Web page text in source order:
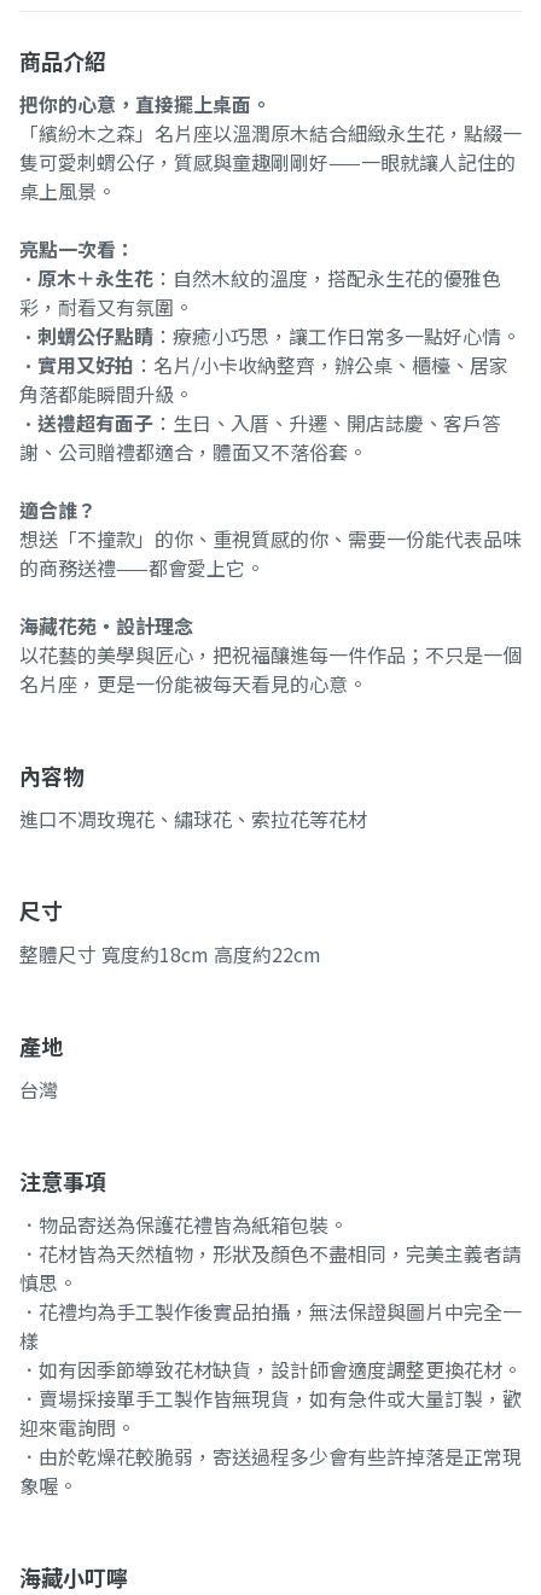
商品介紹
把你的心意，直接擺上桌面。
「繽紛木之森」名片座以溫潤原木結合細緻永生花，點綴一
隻可愛刺蝟公仔，質感與童趣剛剛好——一眼就讓人記住的
桌上風景。
亮點一次看：
• 原木＋永生花 ：自然木紋的溫度，搭配永生花的優雅色
彩，耐看又有氛圍。
• 刺蝟公仔點睛 ：療癒小巧思，讓工作日常多一點好心情。
• 實用又好拍 ：名片/小卡收納整齊，辦公桌、櫃檯、居家
角落都能瞬間升級。
• 送禮超有面子 ：生日、入厝、升遷、開店誌慶、客戶答
謝、公司贈禮都適合，體面又不落俗套。
適合誰？
想送「不撞款」的你、重視質感的你、需要一份能代表品味
的商務送禮——都會愛上它。
海藏花苑・設計理念
以花藝的美學與匠心，把祝福釀進每一件作品；不只是一個
名片座，更是一份能被每天看見的心意。
內容物
進口不凋玫瑰花、繡球花、索拉花等花材
尺寸
整體尺寸 寬度約18cm 高度約22cm
產地
台灣
注意事項
．物品寄送為保護花禮皆為紙箱包裝。
．花材皆為天然植物，形狀及顏色不盡相同，完美主義者請
慎思。
．花禮均為手工製作後實品拍攝，無法保證與圖片中完全一
樣
．如有因季節導致花材缺貨，設計師會適度調整更換花材。
．賣場採接單手工製作皆無現貨，如有急件或大量訂製，歡
迎來電詢問。
．由於乾燥花較脆弱，寄送過程多少會有些許掉落是正常現
象喔。
海藏小叮嚀